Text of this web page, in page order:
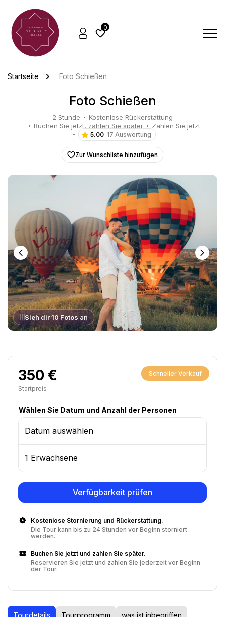
0
Startseite Foto Schießen
Foto Schießen
2 Stunde
Kostenlose Rückerstattung
Buchen Sie jetzt, zahlen Sie später
Zahlen Sie jetzt
5.00 17 Auswertung
Zur Wunschliste hinzufügen
Sieh dir 10 Fotos an
Schneller Verkauf
350 €
Startpreis
Wählen Sie Datum und Anzahl der Personen
Datum auswählen
1 Erwachsene
Verfügbarkeit prüfen
Kostenlose Stornierung und Rückerstattung.
Die Tour kann bis zu 24 Stunden vor Beginn storniert
werden.
Buchen Sie jetzt und zahlen Sie später.
Reservieren Sie jetzt und zahlen Sie jederzeit vor Beginn
der Tour.
Tourdetails Tourprogramm was ist inbegriffen